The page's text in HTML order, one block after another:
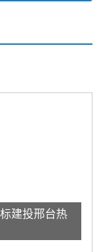
建投邢台热